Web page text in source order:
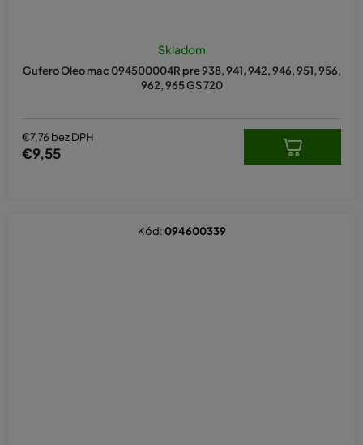
Gufero Oleo mac 094500004R pre 938, 941, 942, 946, 951, 956,
962, 965 GS 720
Skladom
€7,76 bez DPH
€9,55
Kód:094600339